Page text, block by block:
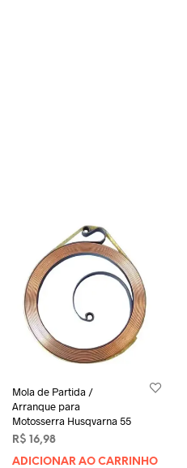
Mola de Partida /
Arranque para
Motosserra Husqvarna 55
R$ 16,98
ADICIONAR AO CARRINHO